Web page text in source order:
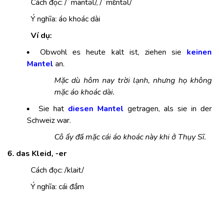
Cách đọc: /ˈmantəl/, /ˈmɛntəl/
Ý nghĩa: áo khoác dài
Ví dụ:
Obwohl es heute kalt ist, ziehen sie keinen
Mantel an.
Mặc dù hôm nay trời lạnh, nhưng họ không
mặc áo khoác dài.
Sie hat diesen Mantel getragen, als sie in der
Schweiz war.
Cô ấy đã mặc cái áo khoác này khi ở Thụy Sĩ.
6. das Kleid, -er
Cách đọc: /klait/
Ý nghĩa: cái đầm